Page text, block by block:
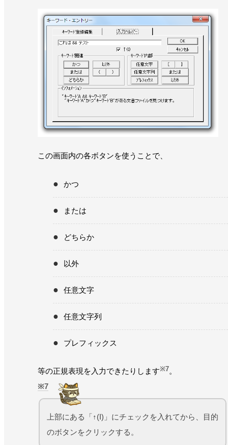
この画面内の各ボタンを使うことで、
かつ
または
どちらか
以外
任意文字
任意文字列
プレフィックス
等の正規表現を入力できたりします※7。
7
上部にある「↑(I)」にチェックを入れてから、目的
のボタンをクリックする。